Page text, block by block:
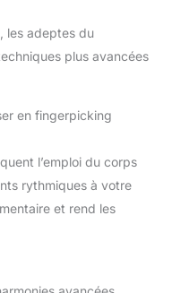
les adeptes du
plus avancées
en fingerpicking
l’emploi du corps
rythmiques à votre
et rend les